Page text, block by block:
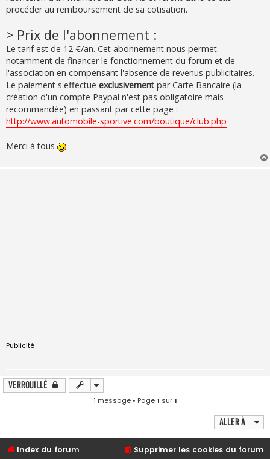
procéder au remboursement de sa cotisation.
> Prix de l'abonnement :
Le tarif est de 12 €/an. Cet abonnement nous permet
notamment de financer le fonctionnement du forum et de
l'association en compensant l'absence de revenus publicitaires.
Le paiement s'effectue exclusivement par Carte Bancaire (la
création d'un compte Paypal n'est pas obligatoire mais
recommandée) en passant par cette page :
http://www.automobile-sportive.com/boutique/club.php
Merci à tous
Publicité
Verrouillé
1 message • Page1 sur1
Aller à
Index du forum Supprimer les cookies du forum